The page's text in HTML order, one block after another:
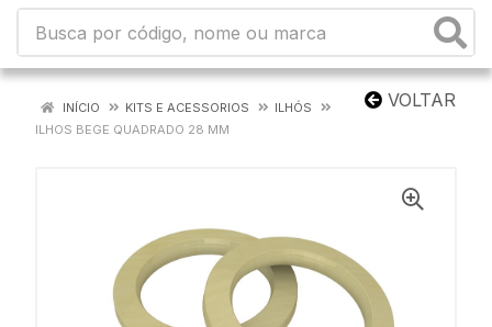
VOLTAR
INÍCIO KITS E ACESSORIOS
ILHÓS
ILHOS BEGE QUADRADO 28 MM